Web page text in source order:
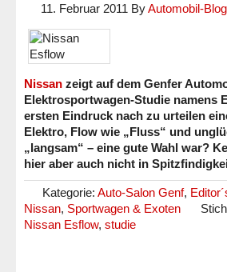
11. Februar 2011 ByAutomobil-
Nissan zeigt auf dem Genfer
Elektrosportwagen-Studie namens
ersten Eindruck nach zu urteilen
Elektro, Flow wie „Fluss“ und
„langsam“ – eine gute Wahl war?
hier aber auch nicht in
Kategorie: Auto-Salon Genf,
Nissan, Sportwagen & Exoten
Nissan Esflow, studie